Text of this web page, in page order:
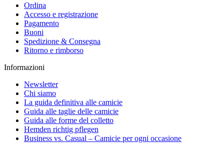
Ordina
Accesso e registrazione
Pagamento
Buoni
Spedizione & Consegna
Ritorno e rimborso
Informazioni
Newsletter
Chi siamo
La guida definitiva alle camicie
Guida alle taglie delle camicie
Guida alle forme del colletto
Hemden richtig pflegen
Business vs. Casual – Camicie per ogni occasione